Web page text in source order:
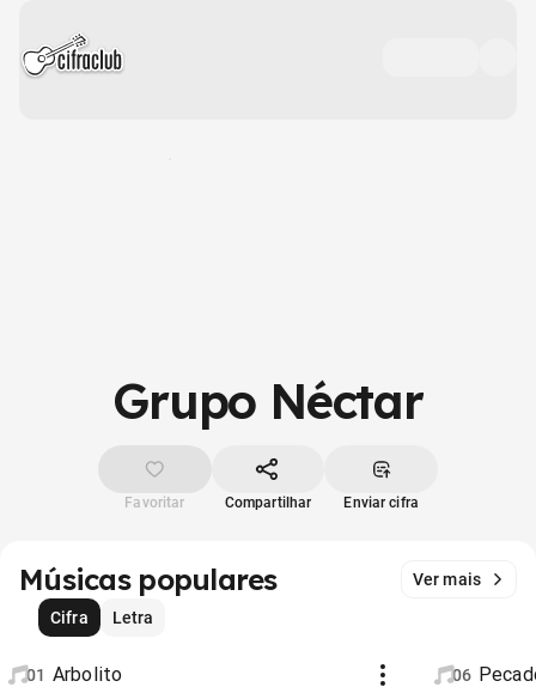
Grupo Néctar
Favoritar Compartilhar Enviar cifra
Músicas populares
Ver mais
Cifra
Letra
01 Arbolito 06